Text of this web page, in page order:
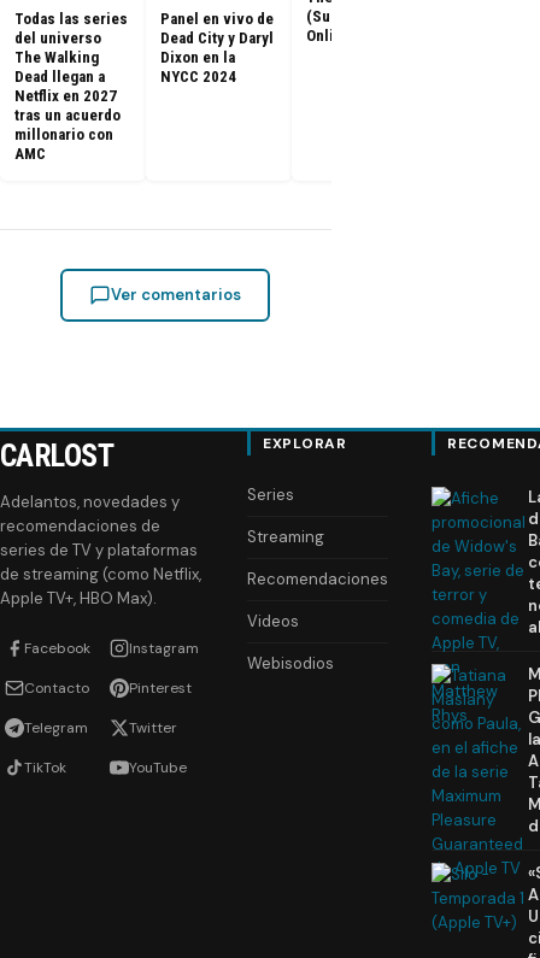
Todas las series
del universo
The Walking
Dead llegan a
Netflix en 2027
tras un acuerdo
millonario con
AMC
Panel en vivo de
Dead City y Daryl
Dixon en la
NYCC 2024
(Subtitulado
Online)
Ver comentarios
CARLOST
Adelantos, novedades y
recomendaciones de
series de TV y plataformas
de streaming (como Netflix,
Apple TV+, HBO Max).
Facebook Instagram
Contacto Pinterest
Telegram Twitter
TikTok YouTube
EXPLORAR
Series
Streaming
Recomendaciones
Videos
Webisodios